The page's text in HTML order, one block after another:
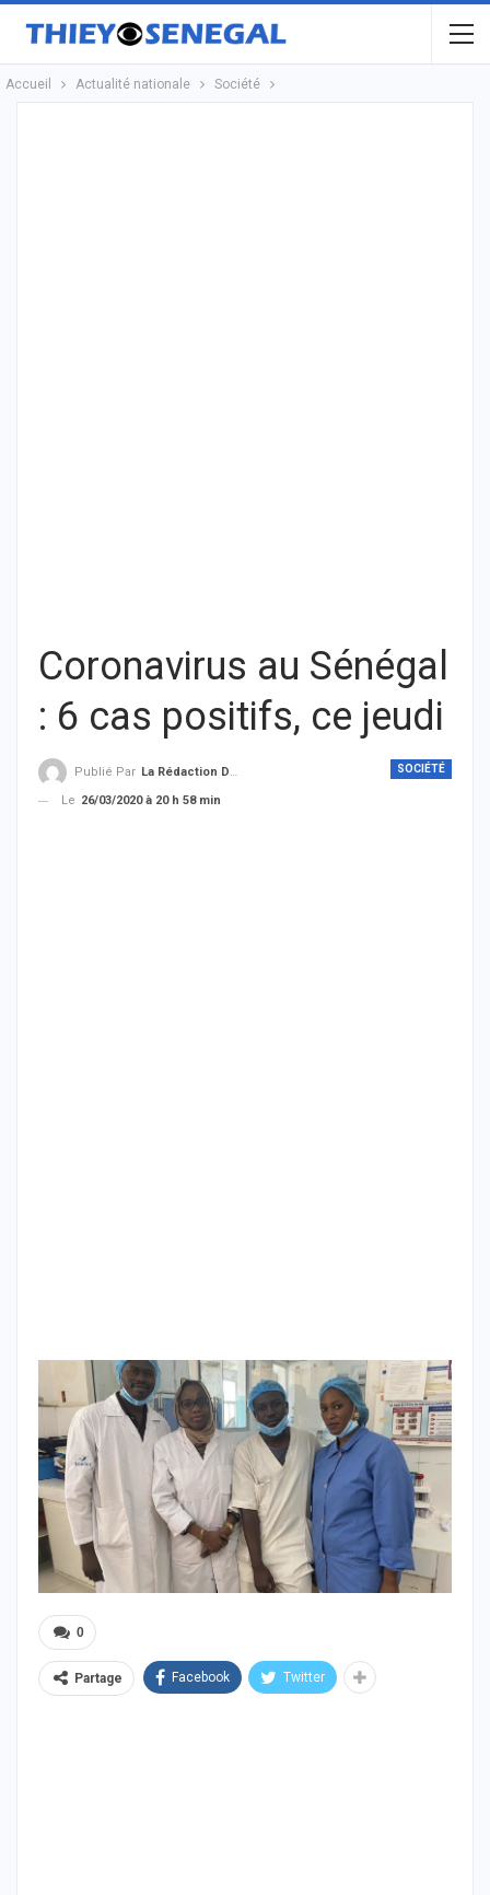
Accueil Actualité nationale Société
Coronavirus au Sénégal
: 6 cas positifs, ce jeudi
SOCIÉTÉ
Publié Par La Rédaction De THIEYSENEGAL.com
Le 26/03/2020 à 20 h 58 min
0
Partage Facebook Twitter